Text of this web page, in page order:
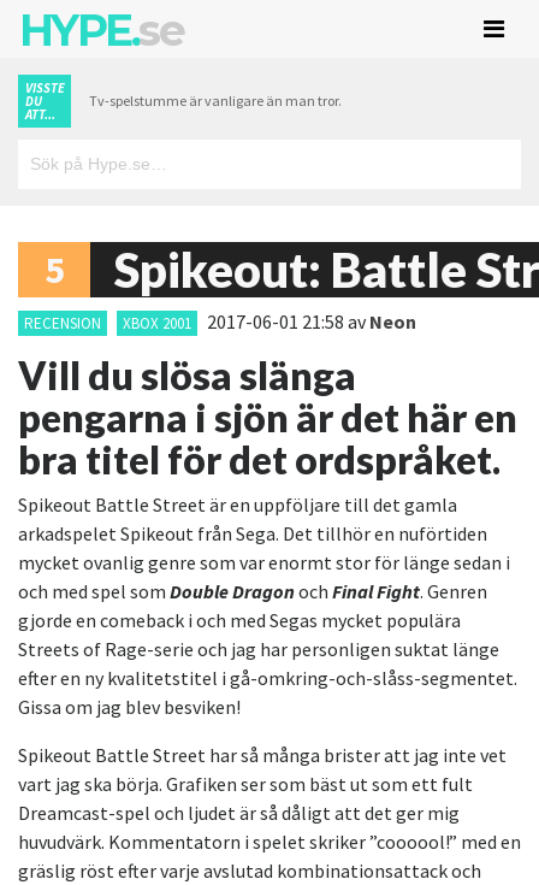
HYPE.se
VISSTE
DU
ATT...
Tv-spelstumme är vanligare än man tror.
5 Spikeout: Battle
RECENSION XBOX 2001 2017-06-01 21:58 avNeon
Vill du slösa slänga
pengarna i sjön är det här en
bra titel för det ordspråket.
Spikeout Battle Street är en uppföljare till det gamla
arkadspelet Spikeout från Sega. Det tillhör en nuförtiden
mycket ovanlig genre som var enormt stor för länge sedan i
och med spel som Double Dragonoch Final Fight. Genren
gjorde en comeback i och med Segas mycket populära
Streets of Rage-serie och jag har personligen suktat länge
efter en ny kvalitetstitel i gå-omkring-och-slåss-segmentet.
Gissa om jag blev besviken!
Spikeout Battle Street har så många brister att jag inte vet
vart jag ska börja. Grafiken ser som bäst ut som ett fult
Dreamcast-spel och ljudet är så dåligt att det ger mig
huvudvärk. Kommentatorn i spelet skriker ”coooool!” med en
gräslig röst efter varje avslutad kombinationsattack och